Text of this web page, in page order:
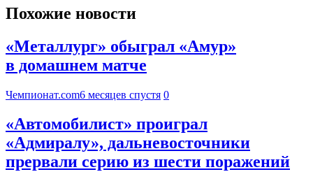
Похожие новости
«Металлург» обыграл «Амур»
в домашнем матче
Чемпионат.com6 месяцев спустя 0
«Автомобилист» проиграл
«Адмиралу», дальневосточники
прервали серию из шести поражений